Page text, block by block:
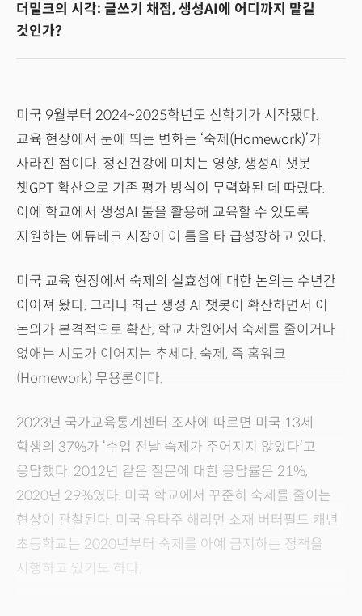
더밀크의 시각: 글쓰기 채점, 생성AI에 어디까지 맡길
것인가?
미국 9월부터 2024~2025학년도 신학기가 시작됐다.
교육 현장에서 눈에 띄는 변화는 ‘숙제(Homework)’가
사라진 점이다. 정신건강에 미치는 영향, 생성AI 챗봇
챗GPT 확산으로 기존 평가 방식이 무력화된 데 따랐다.
이에 학교에서 생성AI 툴을 활용해 교육할 수 있도록
지원하는 에듀테크 시장이 이 틈을 타 급성장하고 있다.
미국 교육 현장에서 숙제의 실효성에 대한 논의는 수년간
이어져 왔다. 그러나 최근 생성 AI 챗봇이 확산하면서 이
논의가 본격적으로 확산, 학교 차원에서 숙제를 줄이거나
없애는 시도가 이어지는 추세다. 숙제, 즉 홈워크
(Homework) 무용론이다.
2023년 국가교육통계센터 조사에 따르면 미국 13세
학생의 37%가 ‘수업 전날 숙제가 주어지지 않았다’고
응답했다. 2012년 같은 질문에 대한 응답률은 21%,
2020년 29%였다. 미국 학교에서 꾸준히 숙제를 줄이는
현상이 관찰된다. 미국 유타주 해리먼 소재 버터필드 캐년
초등학교는 2020년부터 숙제를 아예 금지하는 정책을
시행하고 있기도 하다.